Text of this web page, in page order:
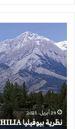
THE
THEORY
OF
BIOPHILIA
29 أبريل، 2021
نظرية بيوفيليا THE THEORY OF BIOPHILIA